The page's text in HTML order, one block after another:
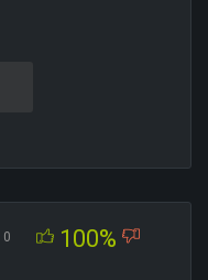
0 100%